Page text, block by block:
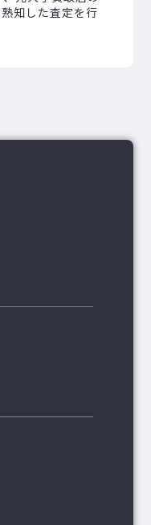
知した査定を行